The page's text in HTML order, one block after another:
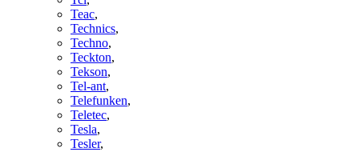
Teac,
Technics,
Techno,
Teckton,
Tekson,
Tel-ant,
Telefunken,
Teletec,
Tesla,
Tesler,